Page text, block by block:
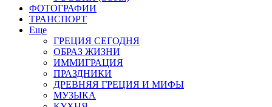
ФОТОГРАФИИ
ТРАНСПОРТ
Еще
ГРЕЦИЯ СЕГОДНЯ
ОБРАЗ ЖИЗНИ
ИММИГРАЦИЯ
ПРАЗДНИКИ
ДРЕВНЯЯ ГРЕЦИЯ И МИФЫ
МУЗЫКА